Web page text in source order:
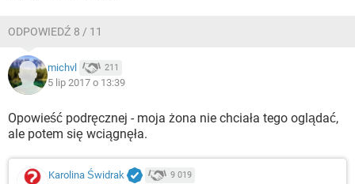
ODPOWIEDŹ 8 / 11
michvl 211
5 lip 2017 o 13:39
Opowieść podręcznej - moja żona nie chciała tego oglądać,
ale potem się wciągnęła.
Karolina Świdrak 9 019